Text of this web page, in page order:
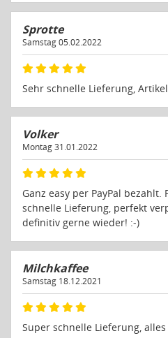
Sprotte
Samstag 05.02.2022
Sehr schnelle Lieferung,
Volker
Montag 31.01.2022
Ganz easy per PayPal bezahlt.
schnelle Lieferung, perfekt
definitiv gerne wieder! :-)
Milchkaffee
Samstag 18.12.2021
Super schnelle Lieferung,